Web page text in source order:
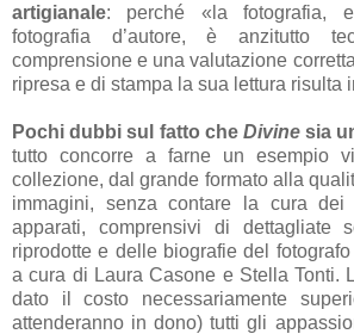
artigianale: perché «la fotografia,
fotografia d’autore, è anzitutto
comprensione e una valutazione
ripresa e di stampa la sua lettura risulta
Pochi dubbi sul fatto che Divine sia
tutto concorre a farne un esempio
collezione, dal grande formato alla
immagini, senza contare la cura
apparati, comprensivi di dettagliate
riprodotte e delle biografie del
a cura di Laura Casone e Stella Tonti.
dato il costo necessariamente
attenderanno in dono) tutti gli